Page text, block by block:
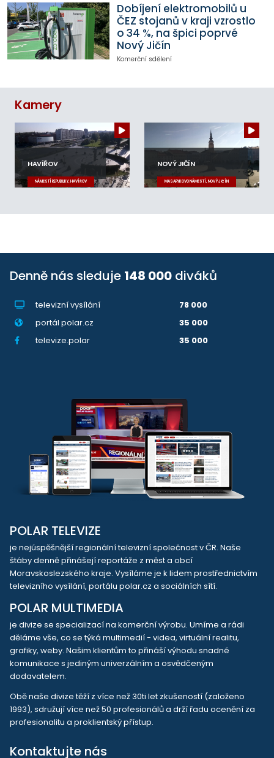
Dobíjení elektromobilů u
ČEZ stojanů v kraji vzrostlo
o 34 %, na špici poprvé
Nový Jičín
Komerční sdělení
Kamery
HAVÍŘOV
NÁMĚSTÍ REPUBLIKY, HAVÍŘOV
NOVÝ JIČÍN
MASARYKOVO NÁMĚSTÍ, NOVÝ JIČÍN
Denně nás sleduje 148 000 diváků
televizní vysílání
78 000
portál polar.cz
35 000
televize.polar
35 000
POLAR TELEVIZE
je nejúspěšnější regionální televizní společnost v ČR. Naše
štáby denně přinášejí reportáže z měst a obcí
Moravskoslezského kraje. Vysíláme je k lidem prostřednictvím
televizního vysílání, portálu polar.cz a sociálních sítí.
POLAR MULTIMEDIA
je divize se specializací na komerční výrobu. Umíme a rádi
děláme vše, co se týká multimedií - videa, virtuální realitu,
grafiky, weby. Našim klientům to přináší výhodu snadné
komunikace s jediným univerzálním a osvědčeným
dodavatelem.
Obě naše divize těží z více než 30ti let zkušeností (založeno
1993), sdružují více než 50 profesionálů a drží řadu ocenění za
profesionalitu a proklientský přístup.
Kontaktujte nás